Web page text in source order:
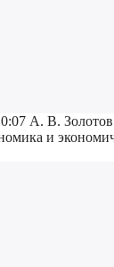
0:07 А. В.
и